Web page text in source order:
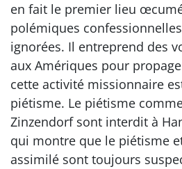
en fait le premier lieu
polémiques
ignorées. Il entreprend des
aux Amériques pour
cette activité missionnaire
piétisme. Le piétisme
Zinzendorf sont interdit à
qui montre que le piétisme
assimilé sont toujours